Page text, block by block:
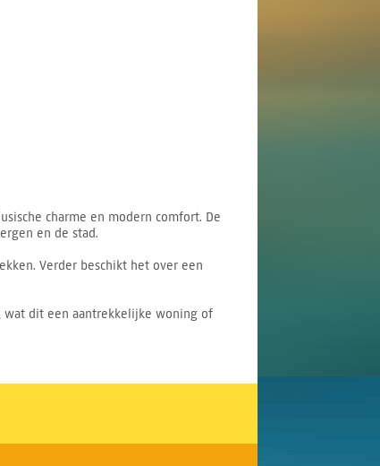
charme en modern comfort. De
en de stad.
Verder beschikt het over een
wat dit een aantrekkelijke woning of